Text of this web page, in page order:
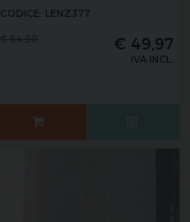
CODICE: LENZ377
€ 49,97
IVA INCL.